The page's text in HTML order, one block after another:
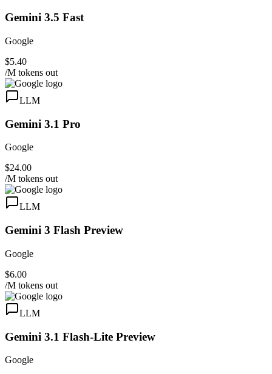
Gemini 3.5 Fast
Google
$5.40
/M tokens out
LLM
Gemini 3.1 Pro
Google
$24.00
/M tokens out
LLM
Gemini 3 Flash Preview
Google
$6.00
/M tokens out
LLM
Gemini 3.1 Flash-Lite Preview
Google